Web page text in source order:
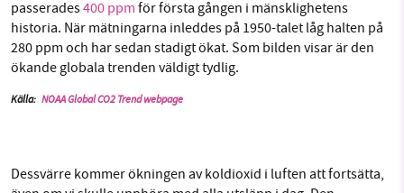
passerades400 ppm för första gången i mänsklighetens
historia. När mätningarna inleddes på 1950-talet låg halten på
280 ppm och har sedan stadigt ökat. Som bilden visar är den
ökande globala trenden väldigt tydlig.
Källa: NOAA Global CO2 Trend webpage
Dessvärre kommer ökningen av koldioxid i luften att fortsätta,
Stötta vårt arbete genom att swisha en slant till